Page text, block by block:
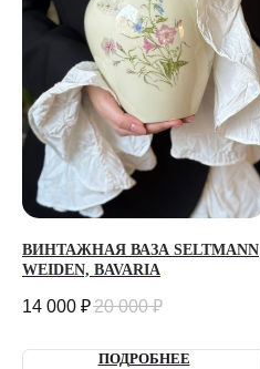
ВИНТАЖНАЯ ВАЗА SELTMANN
WEIDEN, BAVARIA
14 000 ₽20 000 ₽
ПОДРОБНЕЕ
КОНФИДЕНЦИАЛЬНОСТЬ
+7 981 9672833
Ответим на все вопросы!
info@plombirflowers.ru
ДОГОВОР ОФЕРТЫ
ИП Сомова Валентина Юриевна
ИНН 470320429965
ОГРНИП 320470400035500